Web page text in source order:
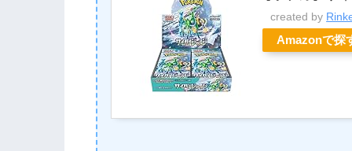
created by
Amazonで探